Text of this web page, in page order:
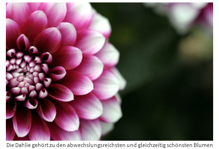
Die Dahlie gehört zu den abwechslungsreichsten und gleichzeitig schönsten Blumen